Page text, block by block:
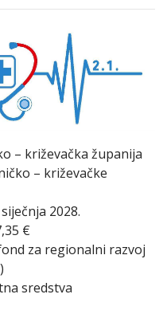
– križevačka županija
– križevačke
2028.
€
za regionalni razvoj
sredstva